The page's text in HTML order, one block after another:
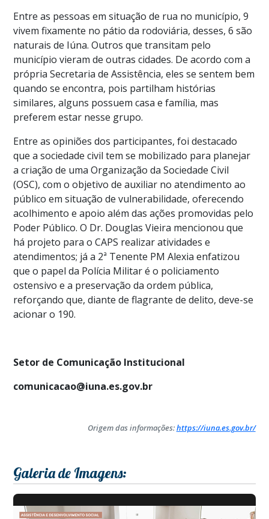
Entre as pessoas em situação de rua no município, 9
vivem fixamente no pátio da rodoviária, desses, 6 são
naturais de Iúna. Outros que transitam pelo
município vieram de outras cidades. De acordo com a
própria Secretaria de Assistência, eles se sentem bem
quando se encontra, pois partilham histórias
similares, alguns possuem casa e família, mas
preferem estar nesse grupo.
Entre as opiniões dos participantes, foi destacado
que a sociedade civil tem se mobilizado para planejar
a criação de uma Organização da Sociedade Civil
(OSC), com o objetivo de auxiliar no atendimento ao
público em situação de vulnerabilidade, oferecendo
acolhimento e apoio além das ações promovidas pelo
Poder Público. O Dr. Douglas Vieira mencionou que
há projeto para o CAPS realizar atividades e
atendimentos; já a 2ª Tenente PM Alexia enfatizou
que o papel da Polícia Militar é o policiamento
ostensivo e a preservação da ordem pública,
reforçando que, diante de flagrante de delito, deve-se
acionar o 190.
Setor de Comunicação Institucional
comunicacao@iuna.es.gov.br
Origem das informações:https://iuna.es.gov.br/
Galeria de Imagens: